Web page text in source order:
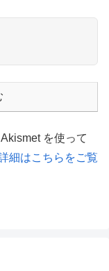
を使って
細はこちらをご覧